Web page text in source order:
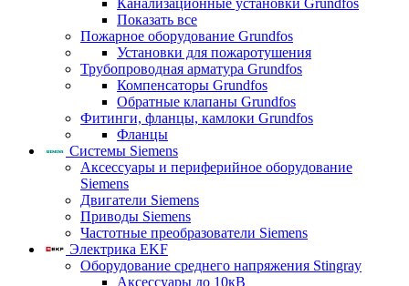
Канализационные установки Grundfos
Показать все
Пожарное оборудование Grundfos
Установки для пожаротушения
Трубопроводная арматура Grundfos
Компенсаторы Grundfos
Обратные клапаны Grundfos
Фитинги, фланцы, камлоки Grundfos
Фланцы
Системы Siemens
Аксессуары и периферийное оборудование
Siemens
Двигатели Siemens
Приводы Siemens
Частотные преобразователи Siemens
Электрика EKF
Оборудование среднего напряжения Stingray
Аксессуары до 10кВ